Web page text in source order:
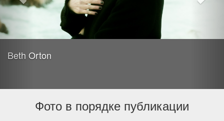
Beth Orton
Фото в порядке публикации